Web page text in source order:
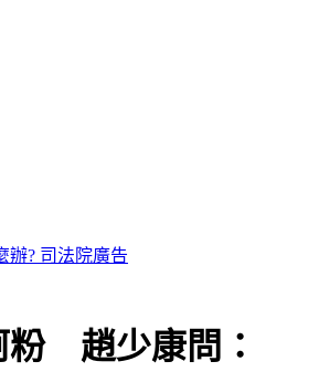
豪雨熱區」曝光 東部高溫36度
粉 趙少康問：